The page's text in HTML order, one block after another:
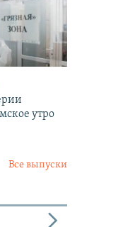
утро
Все выпуски